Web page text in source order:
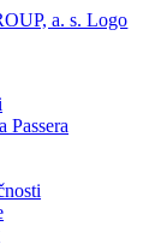
Passera